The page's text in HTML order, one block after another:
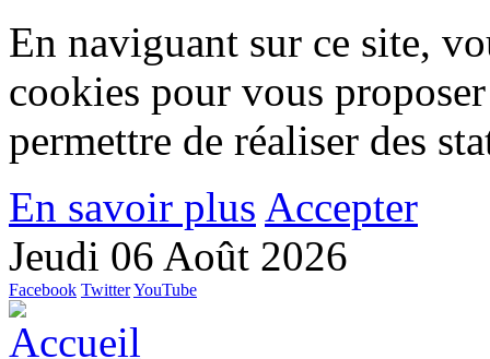
En naviguant sur ce site,
cookies pour vous
permettre de réaliser des
En savoir plus Accepter
Jeudi 06 Août 2026
Facebook TwitterYouTube